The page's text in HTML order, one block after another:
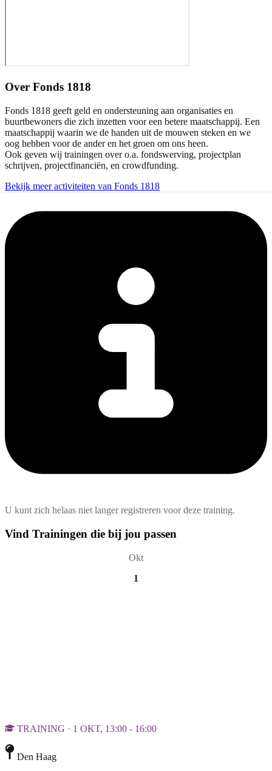
Over Fonds 1818
Fonds 1818 geeft geld en ondersteuning aan organisaties en
buurtbewoners die zich inzetten voor een betere maatschappij. Een
maatschappij waarin we de handen uit de mouwen steken en we
oog hebben voor de ander en het groen om ons heen.
Ook geven wij trainingen over o.a. fondswerving, projectplan
schrijven, projectfinanciën, en crowdfunding.
Bekijk meer activiteiten van Fonds 1818
U kunt zich helaas niet langer registreren voor deze training.
Vind Trainingen die bij jou passen
Okt
1
TRAINING · 1 OKT, 13:00 - 16:00
Den Haag